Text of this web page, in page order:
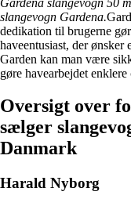
slangevogn Gardena.
dedikation til brugerne
haveentusiast, der
Garden kan man være
gøre havearbejdet
Oversigt over
sælger
Danmark
Harald Nyborg